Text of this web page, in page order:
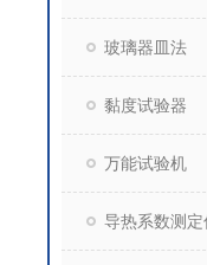
玻璃器皿法
黏度试验器
万能试验机
导热系数测定